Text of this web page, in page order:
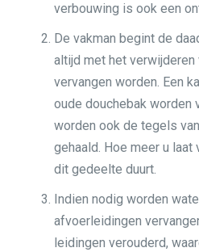
verbouwing is ook een
De vakman begint de
altijd met het
vervangen worden. Een
oude douchebak worden
worden ook de tegels
gehaald. Hoe meer u laat
dit gedeelte duurt.
Indien nodig worden
afvoerleidingen
leidingen verouderd,